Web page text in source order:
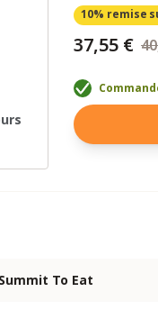
10% remise
37,55 €
Summit To Eat